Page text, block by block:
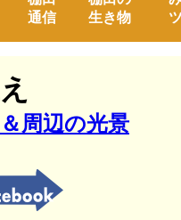
通信
生き物
周辺の光景